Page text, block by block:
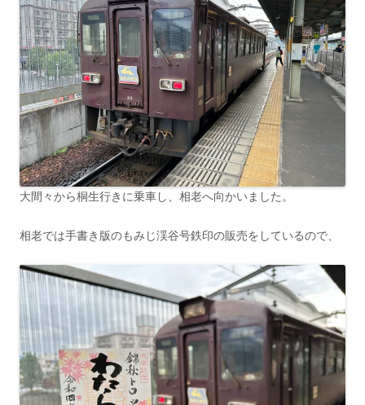
大間々から桐生行きに乗車し、相老へ向かいました。
相老では手書き版のもみじ渓谷号鉄印の販売をしているので、